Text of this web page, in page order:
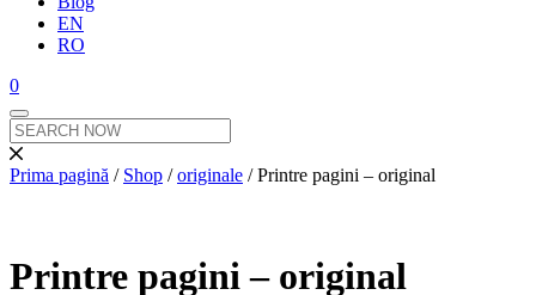
EN
RO
0
Prima pagină / Shop /originale / Printre pagini – original
Printre pagini – original